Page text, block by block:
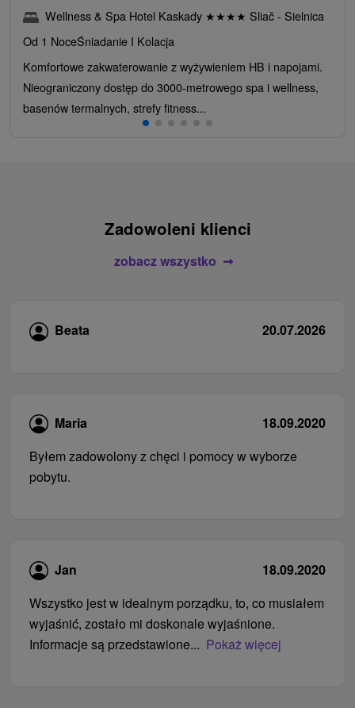
Wellness & Spa Hotel Kaskady ★★★★ Sliač - Sielnica
Od 1 NoceŚniadanie I Kolacja
Komfortowe zakwaterowanie z wyżywieniem HB i napojami.
Nieograniczony dostęp do 3000-metrowego spa i wellness,
basenów termalnych, strefy fitness...
Zadowoleni klienci
zobacz wszystko
Beata 20.07.2026
Maria
18.09.2020
Byłem zadowolony z chęci i pomocy w wyborze
pobytu.
Jan
18.09.2020
Wszystko jest w idealnym porządku, to, co musiałem
wyjaśnić, zostało mi doskonale wyjaśnione.
Informacje są przedstawione... Pokaż więcej